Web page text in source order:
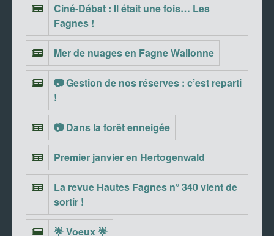
Ciné-Débat : Il était une fois… Les
Fagnes !
Mer de nuages en Fagne Wallonne
📷 Gestion de nos réserves : c’est reparti
!
📷 Dans la forêt enneigée
Premier janvier en Hertogenwald
La revue Hautes Fagnes n° 340 vient de
sortir !
🌟 Voeux 🌟